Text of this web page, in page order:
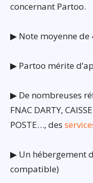
concernant Partoo.
▶ Note moyenne de
▶ Partoo mérite
▶ De nombreuses
FNAC DARTY,
POSTE…, des
▶ Un hébergement
compatible)